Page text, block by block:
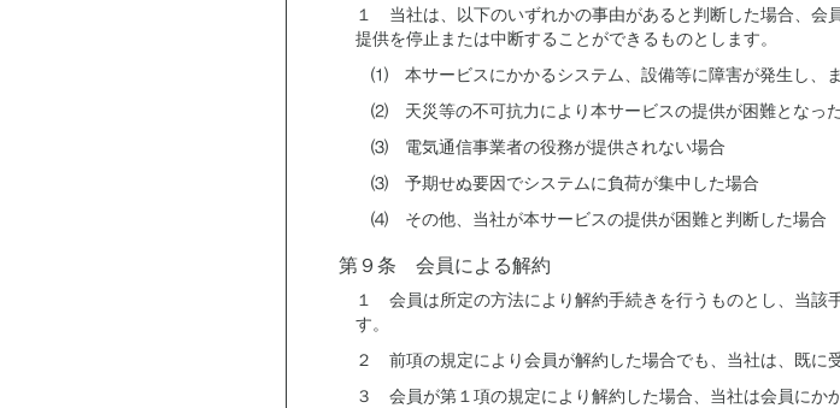
１ 当社は、以下のいずれかの事由があると判断した場合、会
提供を停止または中断することができるものとします。
⑴ 本サービスにかかるシステム、設備等に障害が発生し、
⑵ 天災等の不可抗力により本サービスの提供が困難となっ
⑶ 電気通信事業者の役務が提供されない場合
⑶ 予期せぬ要因でシステムに負荷が集中した場合
⑷ その他、当社が本サービスの提供が困難と判断した場合
第９条 会員による解約
１ 会員は所定の方法により解約手続きを行うものとし、当該
す。
２ 前項の規定により会員が解約した場合でも、当社は、既に
３ 会員が第１項の規定により解約した場合、当社は会員にか